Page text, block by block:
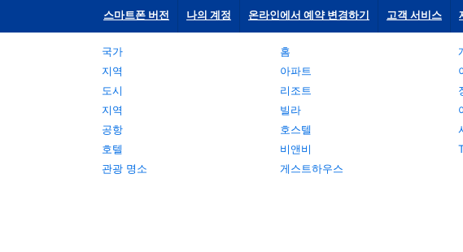
스마트폰 버전 나의 계정 온라인에서 예약 변경하기 고객 서비스
국가
지역
도시
지역
공항
호텔
관광 명소
홈
아파트
리조트
빌라
호스텔
비앤비
게스트하우스